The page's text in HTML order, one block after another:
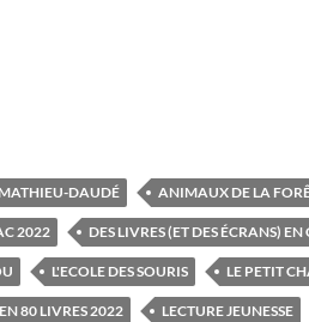
DAUDÉ ANIMAUX DE LA
2022 DES LIVRES (ET DES ÉCRANS)
L'ECOLE DES SOURIS LE PETIT
80 LIVRES 2022 LECTURE JEUNESSE